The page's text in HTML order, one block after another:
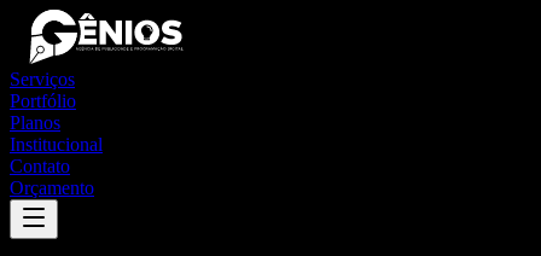
Serviços
Portfólio
Planos
Institucional
Contato
Orçamento